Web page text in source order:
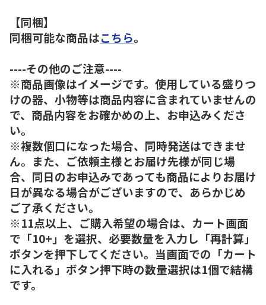
【同梱】
同梱可能な商品はこちら。
----その他のご注意----
※商品画像はイメージです。使用している盛りつ
けの器、小物等は商品内容に含まれていませんの
で、商品内容をお確かめの上、お申込みくださ
い。
※複数個口になった場合、同時発送はできませ
ん。また、ご依頼主様とお届け先様が同じ場
合、同日のお申込みであっても商品によりお届け
日が異なる場合がございますので、あらかじめ
ご了承ください。
※11点以上、ご購入希望の場合は、カート画面
で「10+」を選択、必要数量を入力し「再計算」
ボタンを押下してください。当画面での「カート
に入れる」ボタン押下時の数量選択は1個で結構
です。